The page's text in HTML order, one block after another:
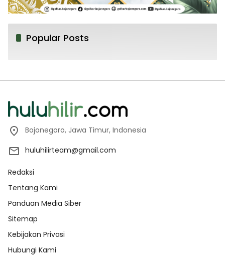
Popular Posts
Bojonegoro, Jawa Timur, Indonesia
huluhilirteam@gmail.com
Redaksi
Tentang Kami
Panduan Media Siber
Sitemap
Kebijakan Privasi
Hubungi Kami